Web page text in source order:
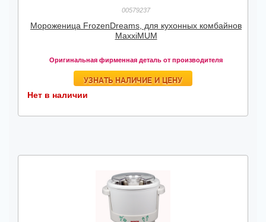
00579237
Мороженица FrozenDreams, для кухонных комбайнов
MaxxiMUM
Оригинальная фирменная деталь от производителя
УЗНАТЬ НАЛИЧИЕ И ЦЕНУ
Нет в наличии